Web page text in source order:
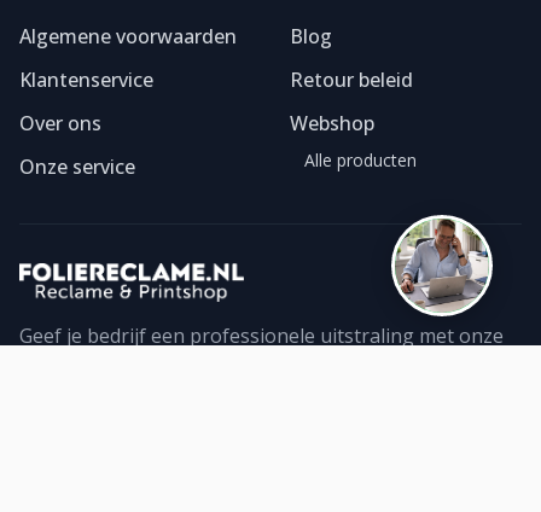
Algemene voorwaarden
Klantenservice
Over ons
Onze service
Blog
Retour beleid
Webshop
Alle producten
Geef je bedrijf een professionele uitstraling met onze